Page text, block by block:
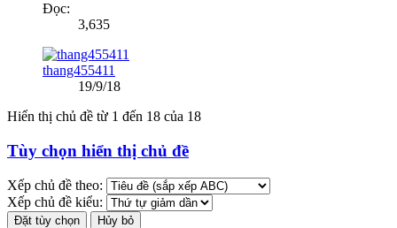
Đọc:
3,635
thang455411
19/9/18
Hiển thị chủ đề từ 1 đến 18 của 18
Tùy chọn hiển thị chủ đề
Xếp chủ đề theo:
Xếp chủ đề kiểu: